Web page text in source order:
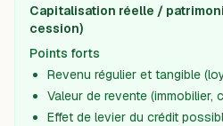
Capitalisation réelle /
cession)
Points forts
Revenu régulier et tangible
Valeur de revente (immobilier,
Effet de levier du crédit